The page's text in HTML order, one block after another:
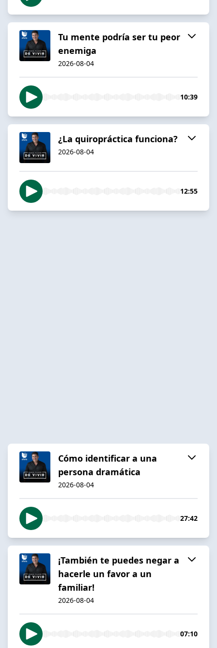
Tu mente podría ser tu peor
enemiga
2026-08-04
10:39
¿La quiropráctica funciona?
2026-08-04
12:55
Cómo identificar a una
persona dramática
2026-08-04
27:42
¡También te puedes negar a
hacerle un favor a un
familiar!
2026-08-04
07:10